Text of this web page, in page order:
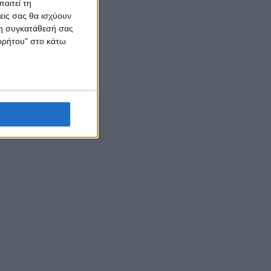
τη
σας θα ισχύουν
συγκατάθεσή σας
στο κάτω